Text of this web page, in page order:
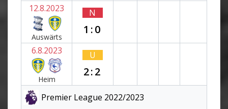
12.8.2023
Auswärts
N
1:0
6.8.2023
Heim
U
2:2
Premier League 2022/2023